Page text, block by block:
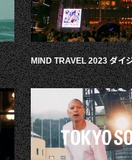
MIND TRAVEL 2023 ダイ